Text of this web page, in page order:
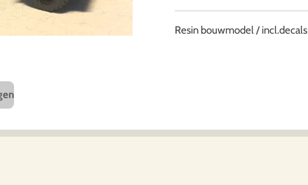
Resin bouwmodel / incl.decals